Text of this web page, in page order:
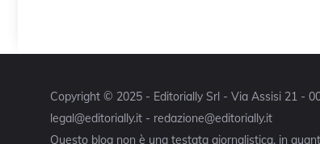
Copyright © 2025 - Editorially Srl - Via Assisi 21 -
legal@editorially.it - redazione@editorially.it
Questo blog non è una testata giornalistica, in